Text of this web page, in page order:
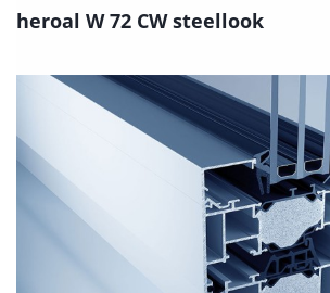
heroal W 72 CW steellook